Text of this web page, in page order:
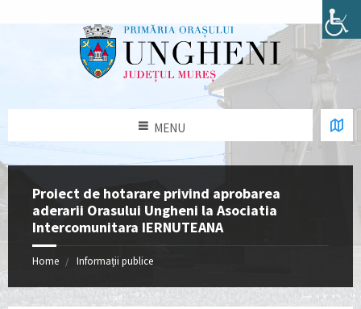
MENU
Proiect de hotarare privind aprobarea
aderarii Orasului Ungheni la Asociatia
Intercomunitara IERNUTEANA
Home Informații publice